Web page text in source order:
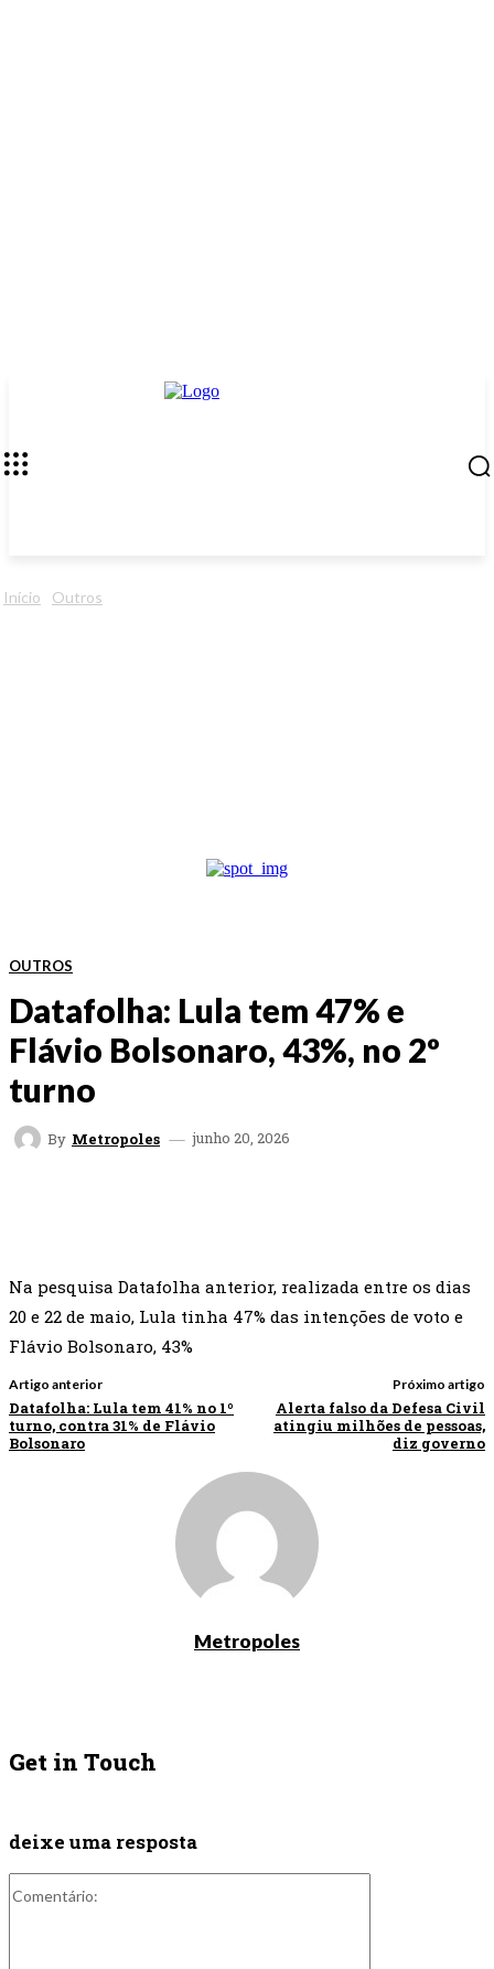
Início Outros
OUTROS
Datafolha: Lula tem 47% e
Flávio Bolsonaro, 43%, no 2º
turno
By Metropoles junho 20, 2026
Na pesquisa Datafolha anterior, realizada entre os dias
20 e 22 de maio, Lula tinha 47% das intenções de voto e
Flávio Bolsonaro, 43%
Artigo anterior
Datafolha: Lula tem 41% no 1º
turno, contra 31% de Flávio
Bolsonaro
Próximo artigo
Alerta falso da Defesa Civil
atingiu milhões de pessoas,
diz governo
Metropoles
Get in Touch
deixe uma resposta